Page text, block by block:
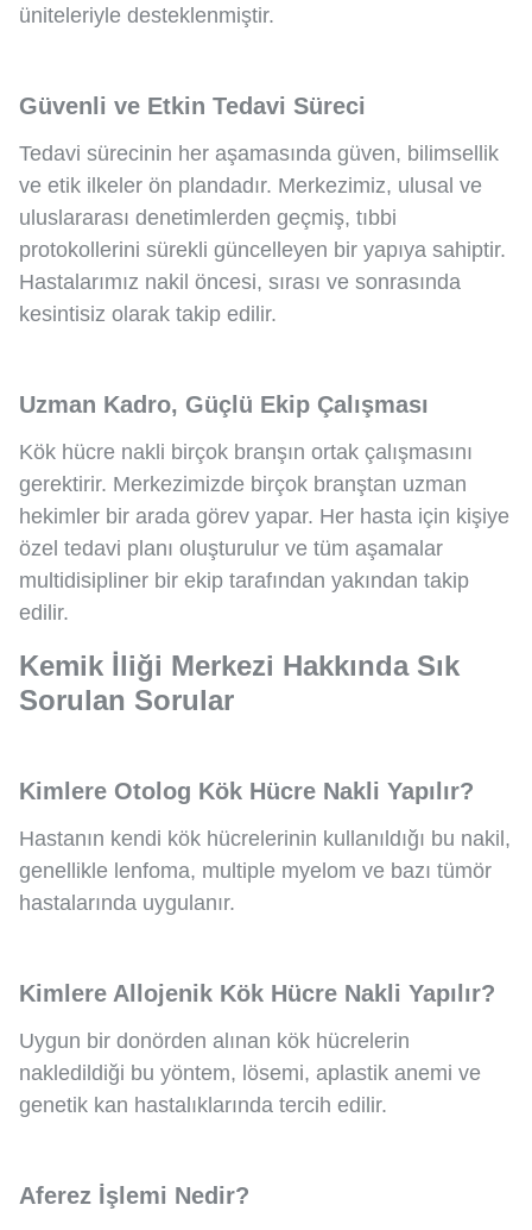
üniteleriyle desteklenmiştir.
Güvenli ve Etkin Tedavi Süreci
Tedavi sürecinin her aşamasında güven, bilimsellik
ve etik ilkeler ön plandadır. Merkezimiz, ulusal ve
uluslararası denetimlerden geçmiş, tıbbi
protokollerini sürekli güncelleyen bir yapıya sahiptir.
Hastalarımız nakil öncesi, sırası ve sonrasında
kesintisiz olarak takip edilir.
Uzman Kadro, Güçlü Ekip Çalışması
Kök hücre nakli birçok branşın ortak çalışmasını
gerektirir. Merkezimizde birçok branştan uzman
hekimler bir arada görev yapar. Her hasta için kişiye
özel tedavi planı oluşturulur ve tüm aşamalar
multidisipliner bir ekip tarafından yakından takip
edilir.
Kemik İliği Merkezi Hakkında Sık
Sorulan Sorular
Kimlere Otolog Kök Hücre Nakli Yapılır?
Hastanın kendi kök hücrelerinin kullanıldığı bu nakil,
genellikle lenfoma, multiple myelom ve bazı tümör
hastalarında uygulanır.
Kimlere Allojenik Kök Hücre Nakli Yapılır?
Uygun bir donörden alınan kök hücrelerin
nakledildiği bu yöntem, lösemi, aplastik anemi ve
genetik kan hastalıklarında tercih edilir.
Aferez İşlemi Nedir?